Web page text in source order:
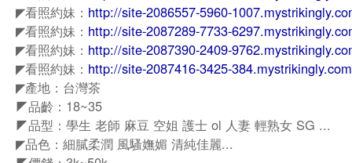
◤看照約妹： http://site-2086557-5960-
◤看照約妹： http://site-2087289-7733-
◤看照約妹： http://site-2087390-2409-
◤看照約妹： http://site-2087416-3425-
◤產地：台灣茶
◤品齡：18~35
◤品型：學生 老師 麻豆 空姐 護士 ol 人妻 輕熟女 SG ...
◤品色：細膩柔潤 風騷嫵媚 清純佳麗...